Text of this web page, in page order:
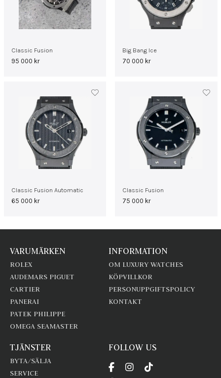
Classic Fusion
95 000 kr
Big Bang Ice
70 000 kr
Classic Fusion Automatic
65 000 kr
Classic Fusion
75 000 kr
VARUMÄRKEN
ROLEX
AUDEMARS PIGUET
CARTIER
PANERAI
PATEK PHILIPPE
OMEGA SEAMASTER
INFORMATION
OM LUXURY WATCHES
KÖPVILLKOR
PERSONUPPGIFTSPOLICY
KONTAKT
TJÄNSTER
BYTA/SÄLJA
SERVICE
FOLLOW US